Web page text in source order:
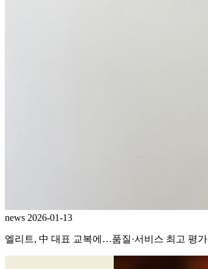
news 2026-01-13
엘리트, 中 대표 교복에…품질·서비스 최고 평가